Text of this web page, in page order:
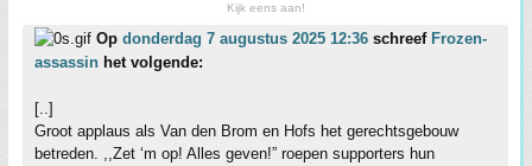
Kijk eens aan!
Op donderdag 7 augustus 2025 12:36 schreef Frozen-
assassin het volgende:
[..]
Groot applaus als Van den Brom en Hofs het gerechtsgebouw
betreden. ,,Zet ‘m op! Alles geven!” roepen supporters hun